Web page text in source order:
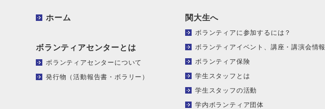
ホーム
ボランティアセンターとは
ボランティアセンターについて
発行物（活動報告書・ボラリー）
関大生へ
ボランティアに参加するには？
ボランティアイベント、講座・講演会情報
ボランティア保険
学生スタッフとは
学生スタッフの活動
学内ボランティア団体